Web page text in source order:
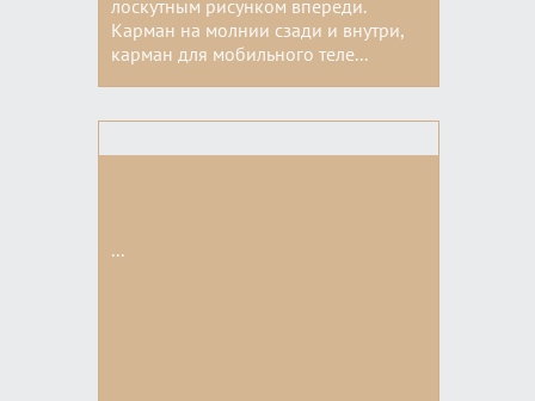
лоскутным рисунком впереди.
Карман на молнии сзади и внутри,
карман для мобильного теле...
Цвета:
...